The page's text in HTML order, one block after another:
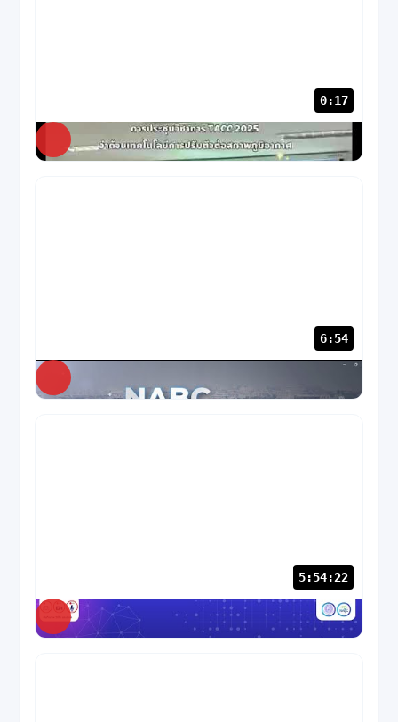
0:17
NABC 13 views· 8 เดือนก่อน
6:54
NABC
5:54:22
NABC 62 views· 1 ปีก่อน